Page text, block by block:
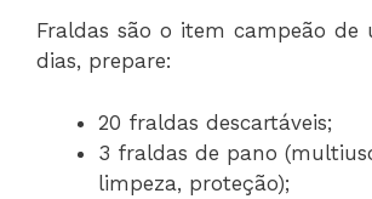
Fraldas são o item campeão de
dias, prepare:
20 fraldas descartáveis;
3 fraldas de pano
limpeza, proteção);